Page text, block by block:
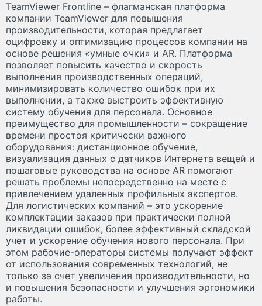
TeamViewer Frontline – флагманская платформа
компании TeamViewer для повышения
производительности, которая предлагает
оцифровку и оптимизацию процессов компании на
основе решения «умные очки» и AR. Платформа
позволяет повысить качество и скорость
выполнения производственных операций,
минимизировать количество ошибок при их
выполнении, а также выстроить эффективную
систему обучения для персонала. Основное
преимущество для промышленности – сокращение
времени простоя критически важного
оборудования: дистанционное обучение,
визуализация данных с датчиков Интернета вещей и
пошаговые руководства на основе AR помогают
решать проблемы непосредственно на месте с
привлечением удаленных профильных экспертов.
Для логистических компаний – это ускорение
комплектации заказов при практически полной
ликвидации ошибок, более эффективный складской
учет и ускорение обучения нового персонала. При
этом рабочие-операторы системы получают эффект
от использования современных технологий, не
только за счет увеличения производительности, но
и повышения безопасности и улучшения эргономики
работы.